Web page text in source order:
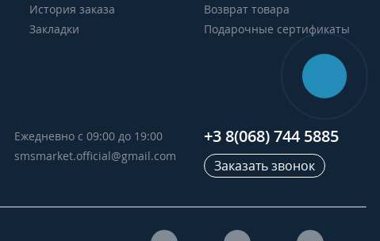
История заказа
Закладки
Возврат товара
Подарочные сертификаты
Ежедневно с 09:00 до 19:00
smsmarket.official@gmail.com
+3 8(068) 744 5885
Заказать звонок